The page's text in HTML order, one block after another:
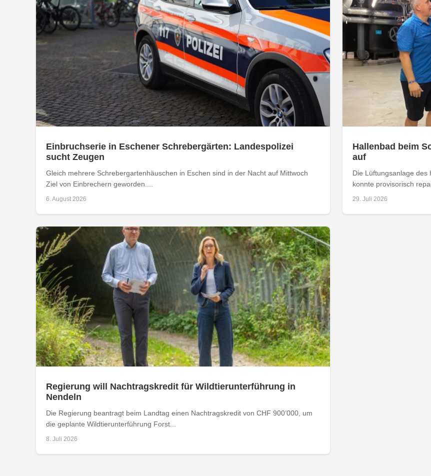
Einbruchserie in Eschener Schrebergärten: Landespolizei
sucht Zeugen
Gleich mehrere Schrebergartenhäuschen in Eschen sind in der Nacht auf Mittwoch
Ziel von Einbrechern geworden....
6. August 2026
Hallenbad beim
auf
Die Lüftungsanlage des
konnte provisorisch
29. Juli 2026
Regierung will Nachtragskredit für Wildtierunterführung in
Nendeln
Die Regierung beantragt beim Landtag einen Nachtragskredit von CHF 900’000, um
die geplante Wildtierunterführung Forst...
8. Juli 2026